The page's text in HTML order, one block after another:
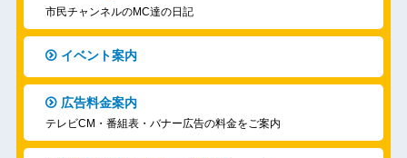
市民チャンネルのMC達の日記
イベント案内
広告料金案内
テレビCM・番組表・バナー広告の料金をご案内